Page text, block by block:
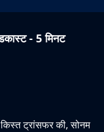
- 5 मिनट
किस्त ट्रांसफर की, सोनम